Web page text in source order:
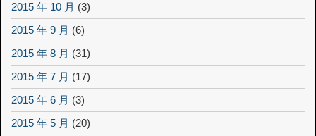
2015 年 10 月 (3)
2015 年 9 月 (6)
2015 年 8 月 (31)
2015 年 7 月 (17)
2015 年 6 月 (3)
2015 年 5 月 (20)